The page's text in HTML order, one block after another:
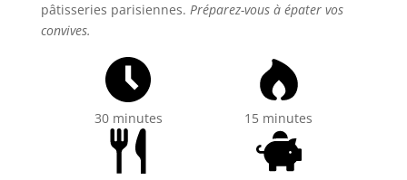
pâtisseries parisiennes. Préparez-vous à épater vos
convives.
30 minutes 15 minutes